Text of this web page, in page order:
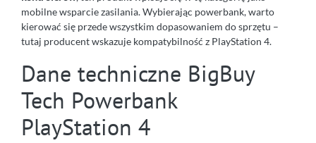
mobilne wsparcie zasilania. Wybierając powerbank, warto
kierować się przede wszystkim dopasowaniem do sprzętu –
tutaj producent wskazuje kompatybilność z PlayStation 4.
Dane techniczne BigBuy
Tech Powerbank
PlayStation 4